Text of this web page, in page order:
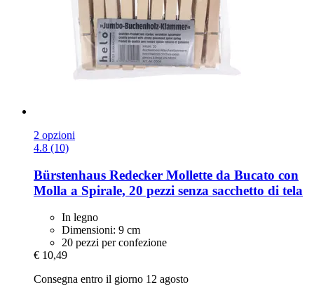
2 opzioni
4.8 (10)
Bürstenhaus Redecker Mollette da Bucato con
Molla a Spirale, 20 pezzi senza sacchetto di tela
In legno
Dimensioni: 9 cm
20 pezzi per confezione
€ 10,49
Consegna entro il giorno 12 agosto